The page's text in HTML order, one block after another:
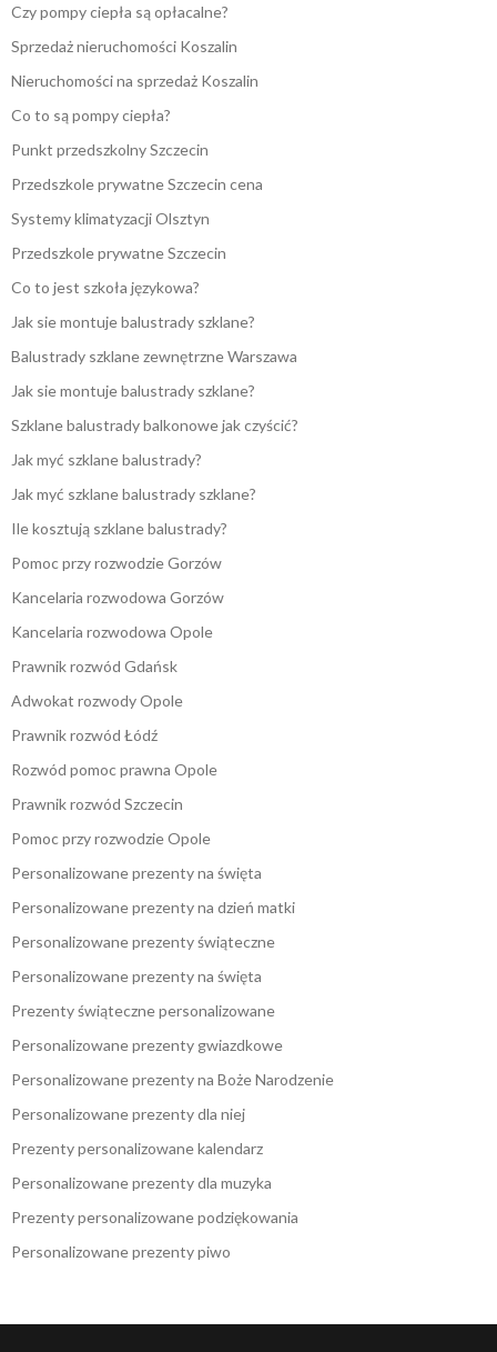
Czy pompy ciepła są opłacalne?
Sprzedaż nieruchomości Koszalin
Nieruchomości na sprzedaż Koszalin
Co to są pompy ciepła?
Punkt przedszkolny Szczecin
Przedszkole prywatne Szczecin cena
Systemy klimatyzacji Olsztyn
Przedszkole prywatne Szczecin
Co to jest szkoła językowa?
Jak sie montuje balustrady szklane?
Balustrady szklane zewnętrzne Warszawa
Jak sie montuje balustrady szklane?
Szklane balustrady balkonowe jak czyścić?
Jak myć szklane balustrady?
Jak myć szklane balustrady szklane?
Ile kosztują szklane balustrady?
Pomoc przy rozwodzie Gorzów
Kancelaria rozwodowa Gorzów
Kancelaria rozwodowa Opole
Prawnik rozwód Gdańsk
Adwokat rozwody Opole
Prawnik rozwód Łódź
Rozwód pomoc prawna Opole
Prawnik rozwód Szczecin
Pomoc przy rozwodzie Opole
Personalizowane prezenty na święta
Personalizowane prezenty na dzień matki
Personalizowane prezenty świąteczne
Personalizowane prezenty na święta
Prezenty świąteczne personalizowane
Personalizowane prezenty gwiazdkowe
Personalizowane prezenty na Boże Narodzenie
Personalizowane prezenty dla niej
Prezenty personalizowane kalendarz
Personalizowane prezenty dla muzyka
Prezenty personalizowane podziękowania
Personalizowane prezenty piwo